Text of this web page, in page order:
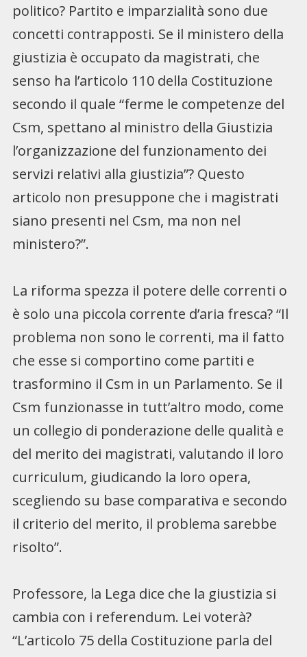
politico? Partito e imparzialità sono due
concetti contrapposti. Se il ministero della
giustizia è occupato da magistrati, che
senso ha l’articolo 110 della Costituzione
secondo il quale “ferme le competenze del
Csm, spettano al ministro della Giustizia
l’organizzazione del funzionamento dei
servizi relativi alla giustizia”? Questo
articolo non presuppone che i magistrati
siano presenti nel Csm, ma non nel
ministero?”.
La riforma spezza il potere delle correnti o
è solo una piccola corrente d’aria fresca? “Il
problema non sono le correnti, ma il fatto
che esse si comportino come partiti e
trasformino il Csm in un Parlamento. Se il
Csm funzionasse in tutt’altro modo, come
un collegio di ponderazione delle qualità e
del merito dei magistrati, valutando il loro
curriculum, giudicando la loro opera,
scegliendo su base comparativa e secondo
il criterio del merito, il problema sarebbe
risolto”.
Professore, la Lega dice che la giustizia si
cambia con i referendum. Lei voterà?
“L’articolo 75 della Costituzione parla del